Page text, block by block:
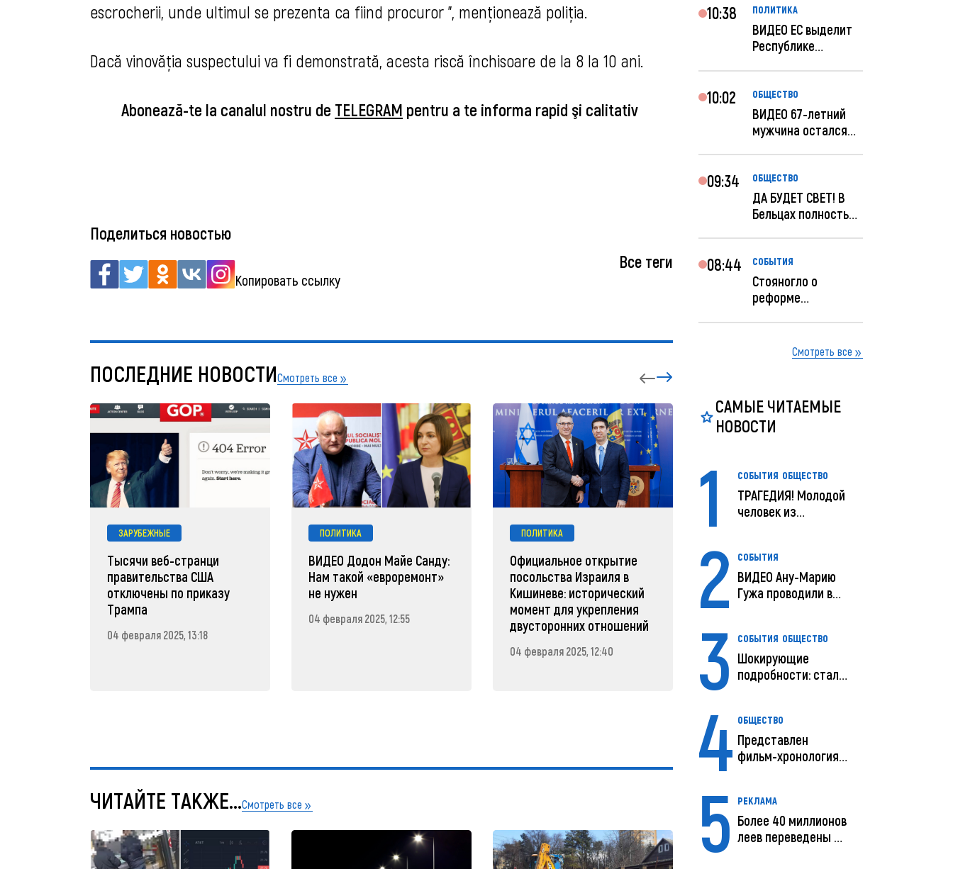
escrocherii, unde ultimul se prezenta ca fiind procuror ", menţionează poliţia.
Dacă vinovăția suspectului va fi demonstrată, acesta riscă închisoare de la 8 la 10 ani.
Abonează-te la canalul nostru de TELEGRAM pentru a te informa rapid şi calitativ
Поделиться новостью
Копировать ссылку
Все теги
ПОСЛЕДНИЕ НОВОСТИСмотреть все
ЗАРУБЕЖНЫЕ
Тысячи веб-странци
правительства США
отключены по приказу
Трампа
04 февраля 2025, 13:18
ПОЛИТИКА
ВИДЕО Додон Майе Санду:
Нам такой «евроремонт»
не нужен
04 февраля 2025, 12:55
ПОЛИТИКА
Официальное открытие
посольства Израиля в
Кишиневе: исторический
момент для укрепления
двусторонних отношений
04 февраля 2025, 12:40
Зеленский объявляет о
радикальной
реструктуризации армии
ЧИТАЙТЕ ТАКЖЕ...Смотреть все
10:38 ПОЛИТИКА
ВИДЕО ЕС выделит
Республике
10:02 ОБЩЕСТВО
ВИДЕО 67-летний
мужчина остался
09:34 ОБЩЕСТВО
ДА БУДЕТ СВЕТ! В
Бельцах полностью
08:44 СОБЫТИЯ
Стояногло о
реформе
реформир...Смотреть все
САМЫЕ ЧИТАЕМЫЕ
НОВОСТИ
1 СОБЫТИЯ ОБЩЕСТВО
ТРАГЕДИЯ! Молодой
человек из
2 СОБЫТИЯ
ВИДЕО Ану-Марию
Гужа проводили в
3 СОБЫТИЯ ОБЩЕСТВО
Шокирующие
подробности: стали
4 ОБЩЕСТВО
Представлен
фильм-хронология
5 РЕКЛАМА
Более 40 миллионов
леев переведены с